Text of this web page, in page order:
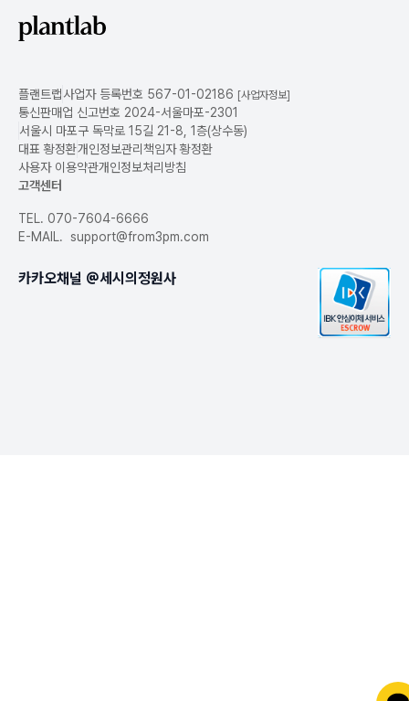
플랜트랩사업자 등록번호 567-01-02186 [사업자정보]
통신판매업 신고번호 2024-서울마포-2301
서울시 마포구 독막로 15길 21-8, 1층(상수동)
대표 황정환개인정보관리책임자 황정환
사용자 이용약관개인정보처리방침
고객센터
TEL. 070-7604-6666
E-MAIL. support@from3pm.com
카카오채널 @세시의정원사